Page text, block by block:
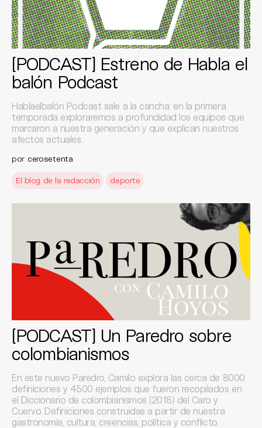
[PODCAST] Estreno de Habla el
balón Podcast
Hablaelbalón Podcast sale a la cancha: en la primera
temporada exploraremos a profundidad los equipos que
marcaron a nuestra generación y que explican nuestros
afectos actuales.
por cerosetenta
El blog de la redacción deporte
[PODCAST] Un Paredro sobre
colombianismos
En este nuevo Paredro, Camilo explora las cerca de 8000
definiciones y 4500 ejemplos que fueron recopilados en
el Diccionario de colombianismos (2018) del Caro y
Cuervo. Definiciones construidas a partir de nuestra
gastronomía, cultura, creencias, política y conflicto.